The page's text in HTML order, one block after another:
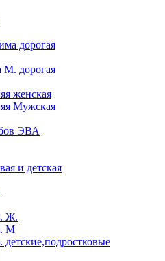
дорогая
М. дорогая
женская
Мужская
ЭВА
и детская
Ж.
М
детские,подростковые